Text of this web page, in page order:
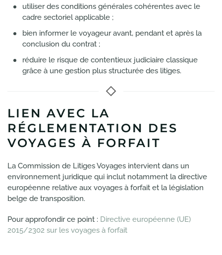
utiliser des conditions générales cohérentes avec le
cadre sectoriel applicable ;
bien informer le voyageur avant, pendant et après la
conclusion du contrat ;
réduire le risque de contentieux judiciaire classique
grâce à une gestion plus structurée des litiges.
LIEN AVEC LA
RÉGLEMENTATION DES
VOYAGES À FORFAIT
La Commission de Litiges Voyages intervient dans un
environnement juridique qui inclut notamment la directive
européenne relative aux voyages à forfait et la législation
belge de transposition.
Pour approfondir ce point : Directive européenne (UE)
2015/2302 sur les voyages à forfait